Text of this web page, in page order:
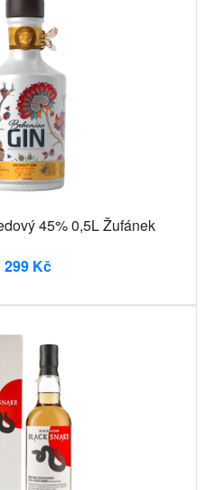
45% 0,5L Žufánek
299 Kč